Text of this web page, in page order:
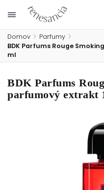
Domov / Parfumy /
BDK Parfums Rouge
ml
BDK Parfums
parfumový extrakt